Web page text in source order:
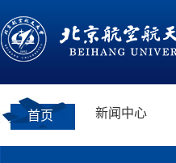
首页 新闻中心